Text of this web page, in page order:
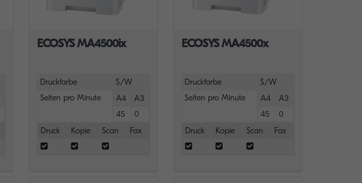
ECOSYS MA4500ix
Druckfarbe
S/W
Seiten pro Minute
A4
A3
45
0
Druck
Kopie Scan Fax
ECOSYS MA4500x
Druckfarbe
S/W
Seiten pro Minute
A4
A3
45
0
Druck
Kopie Scan Fax